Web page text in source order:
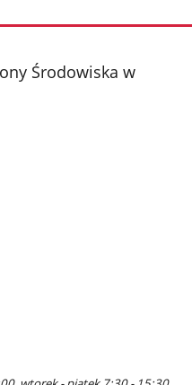
Środowiska w